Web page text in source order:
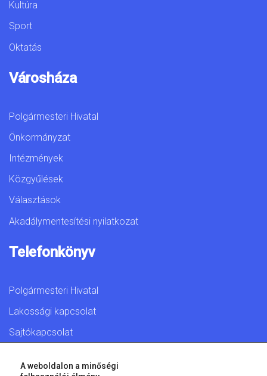
Kultúra
Sport
Oktatás
Városháza
Polgármesteri Hivatal
Önkormányzat
Intézmények
Közgyűlések
Választások
Akadálymentesítési nyilatkozat
Telefonkönyv
Polgármesteri Hivatal
Lakossági kapcsolat
Sajtókapcsolat
A weboldalon a minőségi